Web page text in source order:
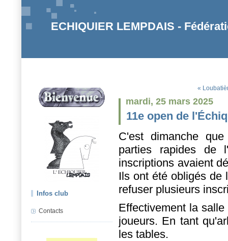
ECHIQUIER LEMPDAIS -
Infos club
Contacts
«
mardi, 25 mars 2025
11e open de
C'est dimanche
parties rapides de
inscriptions avaient
Ils ont été obligés de
refuser plusieurs
Effectivement la
joueurs. En tant
les tables.